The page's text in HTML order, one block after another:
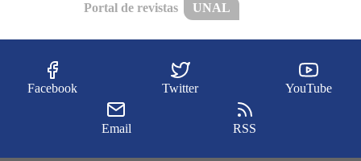
Portal de revistas UNAL
Facebook Twitter YouTube
Email RSS